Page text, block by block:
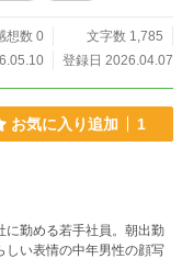
想数 0
文字数 1,785
登録日 2026.04.07
お気に入り追加 1
に勤める若手社員。朝出勤
しい表情の中年男性の顔写